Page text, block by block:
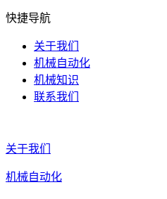
快捷导航
关于我们
机械自动化
机械知识
联系我们
关于我们
机械自动化